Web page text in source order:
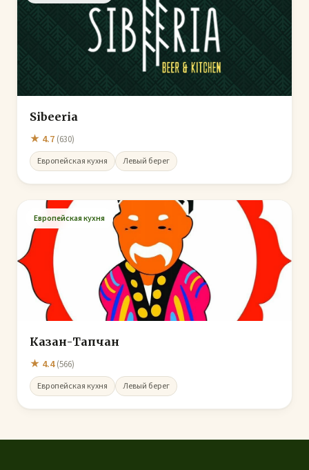
Sibeeria
★ 4.7 (630)
Европейская кухня Левый берег
Европейская кухня
Казан-Тапчан
★ 4.4(566)
Европейская кухня Левый берег